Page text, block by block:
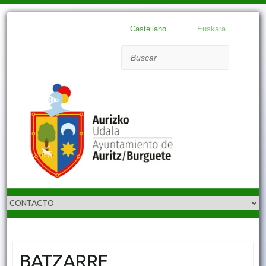
Castellano Euskara
BATZARRE